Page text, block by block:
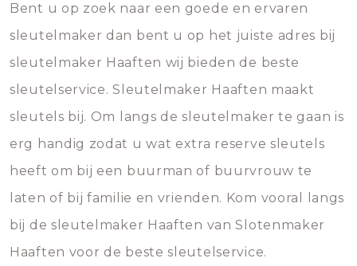
Bent u op zoek naar een goede en ervaren
sleutelmaker dan bent u op het juiste adres bij
sleutelmaker Haaften wij bieden de beste
sleutelservice. Sleutelmaker Haaften maakt
sleutels bij. Om langs de sleutelmaker te gaan is
erg handig zodat u wat extra reserve sleutels
heeft om bij een buurman of buurvrouw te
laten of bij familie en vrienden. Kom vooral langs
bij de sleutelmaker Haaften van Slotenmaker
Haaften voor de beste sleutelservice.